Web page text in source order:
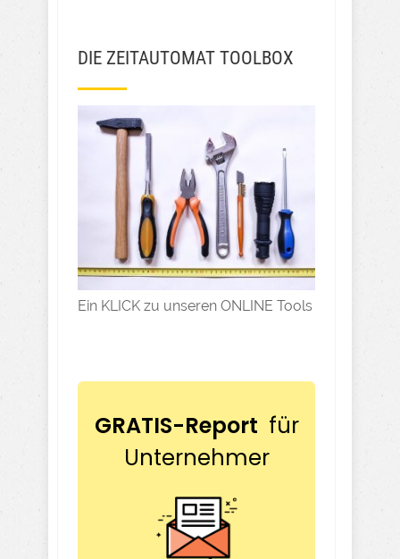
DIE ZEITAUTOMAT TOOLBOX
Ein KLICK zu unseren ONLINE Tools
GRATIS-Report für
Unternehmer